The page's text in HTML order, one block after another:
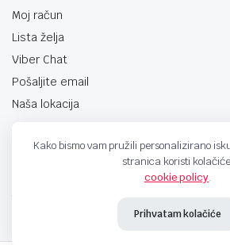
Moj račun
Lista želja
Viber Chat
Pošaljite email
Naša lokacija
Kako bismo vam pružili personalizirano
stranica koristi
cookie policy.
Prihvatam kolačiće